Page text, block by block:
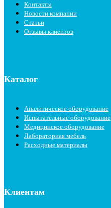
Контакты
Новости компании
Статьи
Отзывы клиентов
Каталог
Аналитическое оборудование
Испытательные оборудование
Медицинское оборудование
Лабораторная мебель
Расходные материалы
Клиентам